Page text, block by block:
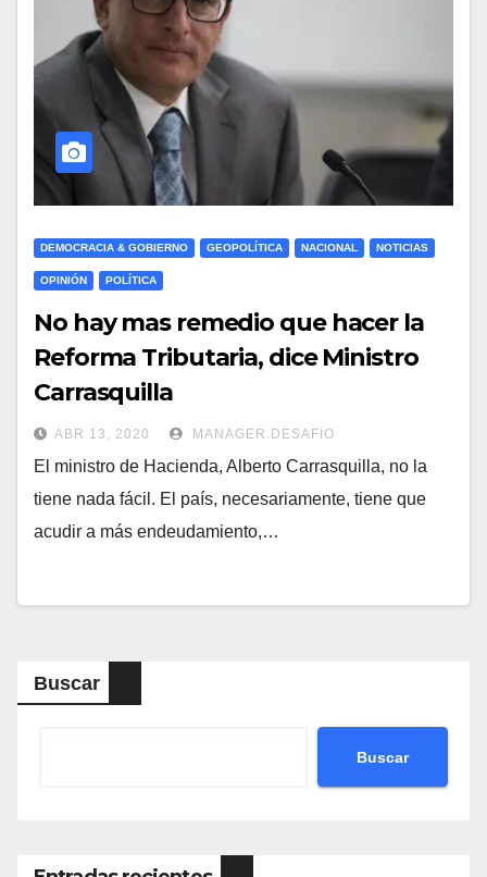
DEMOCRACIA & GOBIERNO GEOPOLÍTICA NACIONAL NOTICIAS
OPINIÓN POLÍTICA
No hay mas remedio que hacer la
Reforma Tributaria, dice Ministro
Carrasquilla
ABR 13, 2020 MANAGER.DESAFIO
El ministro de Hacienda, Alberto Carrasquilla, no la
tiene nada fácil. El país, necesariamente, tiene que
acudir a más endeudamiento,…
Buscar
Buscar